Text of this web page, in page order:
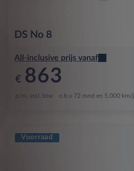
DS No 8
All-inclusive prijs vanaf
€ 863
p/m. incl. btw o.b.v 72 mnd en 5,000 km/j
Voorraad